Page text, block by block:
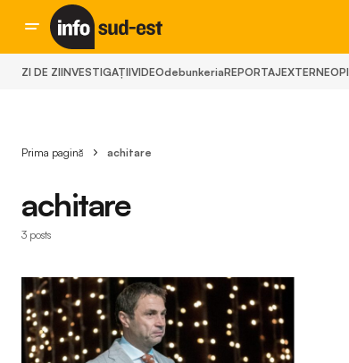
ZI DE ZIINVESTIGAȚIIVIDEOdebunkeriaREPORTAJEXTERNE
Prima pagină achitare
achitare
3 posts